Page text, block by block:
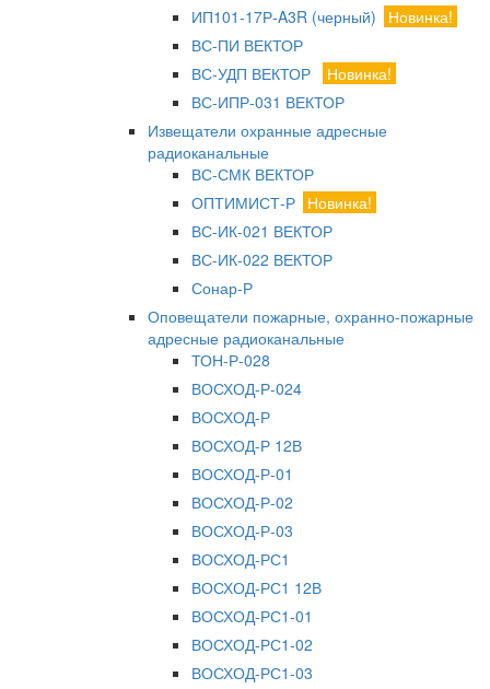
ИП101-17Р-A3R (черный)
Новинка!
ВС-ПИ ВЕКТОР
ВС-УДП ВЕКТОР
Новинка!
ВС-ИПР-031 ВЕКТОР
Извещатели охранные адресные
радиоканальные
ВС-СМК ВЕКТОР
ОПТИМИСТ-Р Новинка!
ВС-ИК-021 ВЕКТОР
ВС-ИК-022 ВЕКТОР
Сонар-Р
Оповещатели пожарные, охранно-пожарные
адресные радиоканальные
ТОН-Р-028
ВОСХОД-Р-024
ВОСХОД-Р
ВОСХОД-Р 12В
ВОСХОД-Р-01
ВОСХОД-Р-02
ВОСХОД-Р-03
ВОСХОД-РС1
ВОСХОД-РС1 12В
ВОСХОД-РС1-01
ВОСХОД-РС1-02
ВОСХОД-РС1-03